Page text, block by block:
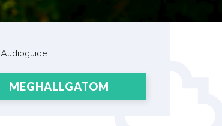
Audioguide
MEGHALLGATOM